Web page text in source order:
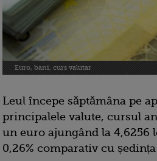
Euro, bani, curs valutar
Leul începe săptămâna pe
principalele valute, cursul
un euro ajungând la 4,6256
0,26% comparativ cu